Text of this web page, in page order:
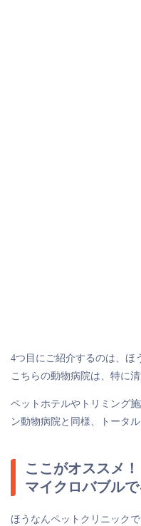
4つ目にご紹介するのは、ほ
こちらの動物病院は、特に
ペットホテルやトリミング
ン動物病院と同様、トータ
ここがオススメ！
マイクロバブル
ほうなんペットクリニック